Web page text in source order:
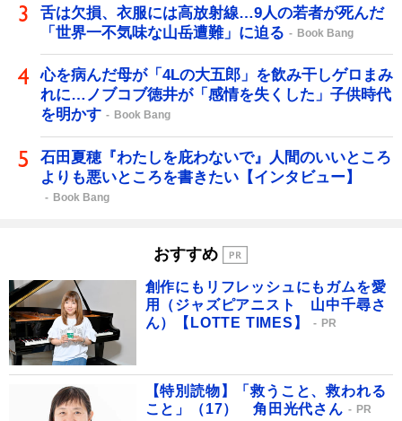
舌は欠損、衣服には高放射線…9人の若者が死んだ
「世界一不気味な山岳遭難」に迫る
Book Bang
心を病んだ母が「4Lの大五郎」を飲み干しゲロまみ
れに…ノブコブ徳井が「感情を失くした」子供時代
を明かす
Book Bang
石田夏穂『わたしを庇わないで』人間のいいところ
よりも悪いところを書きたい【インタビュー】
Book Bang
おすすめ
創作にもリフレッシュにもガムを愛
用（ジャズピアニスト 山中千尋さ
ん）【LOTTE TIMES】
PR
【特別読物】「救うこと、救われる
こと」（17） 角田光代さん
PR